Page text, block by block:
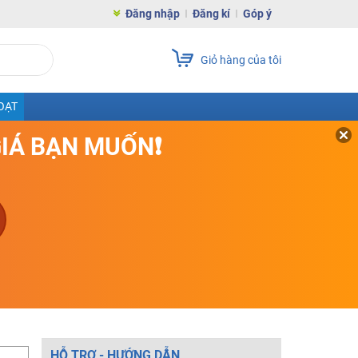
Đăng nhập Đăng kí Góp ý
Giỏ hàng của tôi
BẠN MUỐN❗